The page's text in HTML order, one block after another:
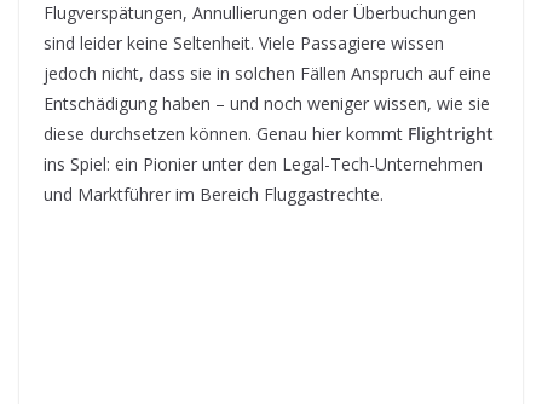
Flugverspätungen, Annullierungen oder Überbuchungen
sind leider keine Seltenheit. Viele Passagiere wissen
jedoch nicht, dass sie in solchen Fällen Anspruch auf eine
Entschädigung haben – und noch weniger wissen, wie sie
diese durchsetzen können. Genau hier kommt Flightright
ins Spiel: ein Pionier unter den Legal-Tech-Unternehmen
und Marktführer im Bereich Fluggastrechte.